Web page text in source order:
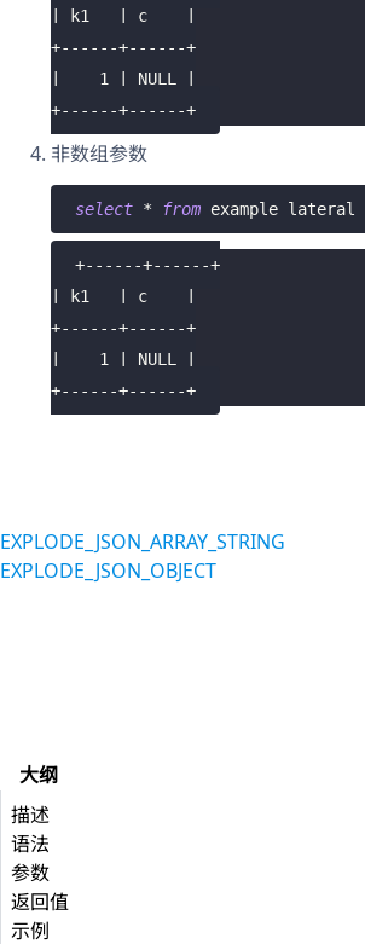
| k1   | c    |
+------+------+
|    1 | NULL |
+------+------+
非数组参数
select * from example lateral
+------+------+
| k1   | c    |
+------+------+
|    1 | NULL |
+------+------+
EXPLODE_JSON_ARRAY_STRING
EXPLODE_JSON_OBJECT
大纲
描述
语法
参数
返回值
示例